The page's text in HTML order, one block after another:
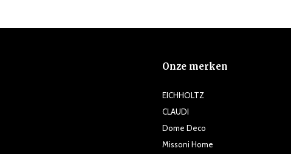
Onze merken
EICHHOLTZ
CLAUDI
Dome Deco
Missoni Home